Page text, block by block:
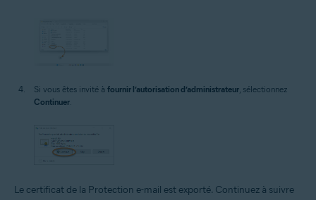
Si vous êtes invité à fournir l’autorisation d’administrateur , sélectionnez
Continuer
Le certificat de la Protection e-mail est exporté. Continuez à suivre